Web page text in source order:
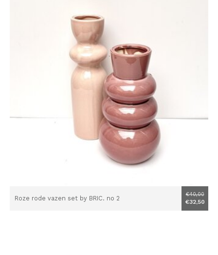
Roze rode vazen set by BRIC. no 2
€40,00
€32,50